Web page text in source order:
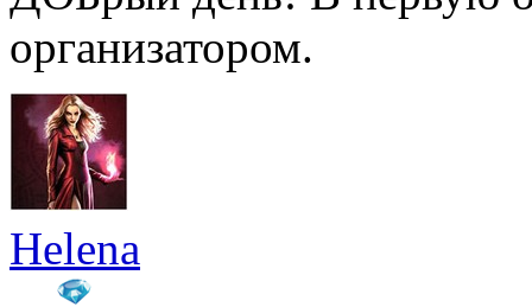
организатором.
Helena